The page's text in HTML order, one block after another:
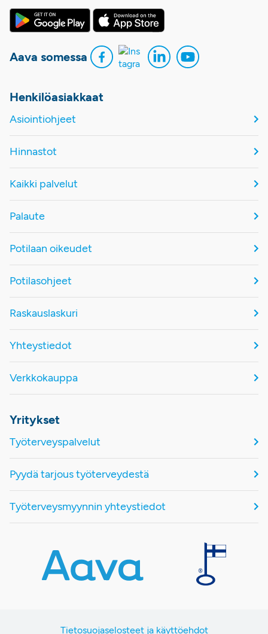
Aava somessa
Henkilöasiakkaat
Asiointiohjeet
Hinnastot
Kaikki palvelut
Palaute
Potilaan oikeudet
Potilasohjeet
Raskauslaskuri
Yhteystiedot
Verkkokauppa
Yritykset
Työterveyspalvelut
Pyydä tarjous työterveydestä
Työterveysmyynnin yhteystiedot
Tietosuojaselosteet ja käyttöehdot